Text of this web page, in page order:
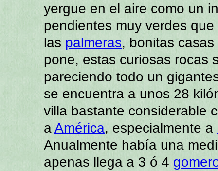
yergue en el aire como un
pendientes muy verdes
las palmeras, bonitas
pone, estas curiosas rocas
pareciendo todo un
se encuentra a unos 28
villa bastante considerable
aAmérica, especialmente a
Anualmente había una
apenas llega a 3 ó 4